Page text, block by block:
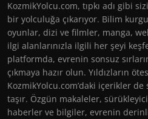
KozmikYolcu.com, tıpkı adı gibi
bir yolculuğa çıkarıyor. Bilim
oyunlar, dizi ve filmler, manga,
ilgi alanlarınızla ilgili her şeyi
platformda, evrenin sonsuz
çıkmaya hazır olun. Yıldızların
KozmikYolcu.com’daki içerikler de
taşır. Özgün makaleler,
haberler ve bilgiler, evrenin